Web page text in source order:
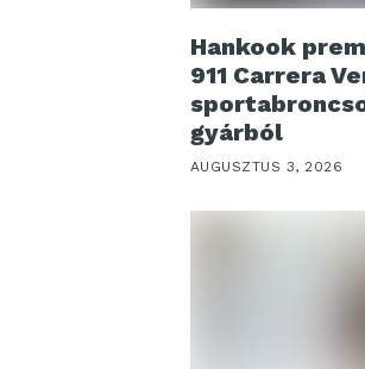
Hankook
911 Carrera
gyárból
AUGUSZTUS 3, 2026